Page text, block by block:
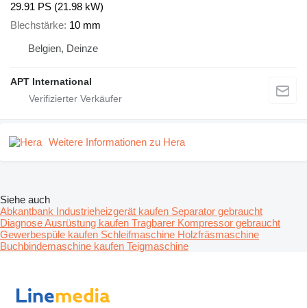
29.91 PS (21.98 kW)
Blechstärke 10 mm
Belgien, Deinze
APT International
Weitere Informationen zu Hera
Siehe auch
Abkantbank Industrieheizgerät kaufen Separator gebraucht
Diagnose Ausrüstung kaufen Tragbarer Kompressor gebraucht
Gewerbespüle kaufen Schleifmaschine Holzfräsmaschine
Buchbindemaschine kaufen Teigmaschine